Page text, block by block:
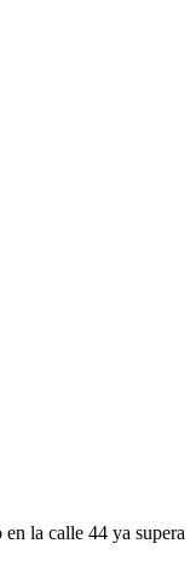
la calle 44 ya supera